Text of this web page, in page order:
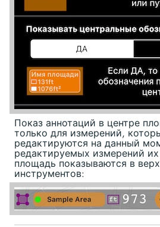
Показ аннотаций в центре
только для измерений,
редактируются на данный
редактируемых измерений
площадь показываются в
инструментов: